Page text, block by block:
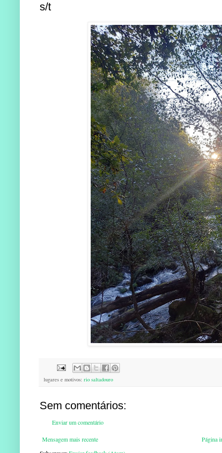
s/t
lugares e motivos: rio saltadouro
Sem comentários:
Enviar um comentário
Mensagem mais recente
Página